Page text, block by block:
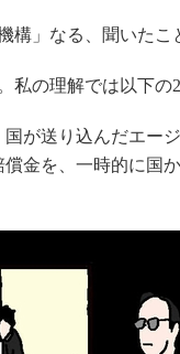
」なる、聞いたこ
の理解では以下の
が送り込んだエー
金を、一時的に国